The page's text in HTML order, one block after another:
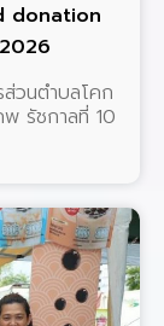
donation
ส่วนตำบลโคก
พ รัชกาลที่ 10